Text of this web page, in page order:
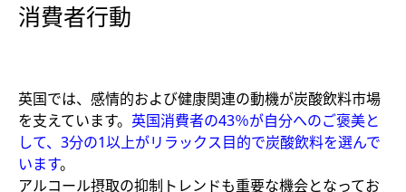
消費者行動
英国では、感情的および健康関連の動機が炭酸飲料市場
を支えています。 英国消費者の43％が自分へのご褒美と
して、3分の1以上がリラックス目的で炭酸飲料を選んで
います。
アルコール摂取の抑制トレンドも重要な機会となってお